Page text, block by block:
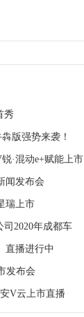
秀
版强势来袭！
·混动e+赋能上市
闻发布会
瑞上市
司2020年成都车
直播进行中
发布会
V云上市直播